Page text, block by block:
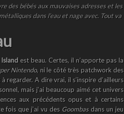
des bébés aux mauvaises adresses et les
dans l’eau et nage avec. Tout va
est beau. Certes, il n’apporte pas la
Nintendo, ni le côté très patchwork des
regarder. A dire vrai, il s’inspire d’ailleurs
mais j’ai beaucoup aimé cet univers
aux précédents opus et à certains
fois que j’ai vu des Goombasdans un jeu